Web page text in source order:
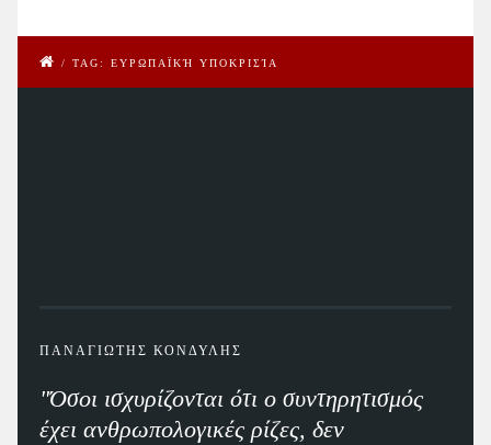
/ TAG: ΕΥΡΩΠΑΪΚΉ ΥΠΟΚΡΙΣΊΑ
ΠΑΝΑΓΙΩΤΗΣ ΚΟΝΔΥΛΗΣ
"Όσοι ισχυρίζονται ότι ο συντηρητισμός
έχει ανθρωπολογικές ρίζες, δεν